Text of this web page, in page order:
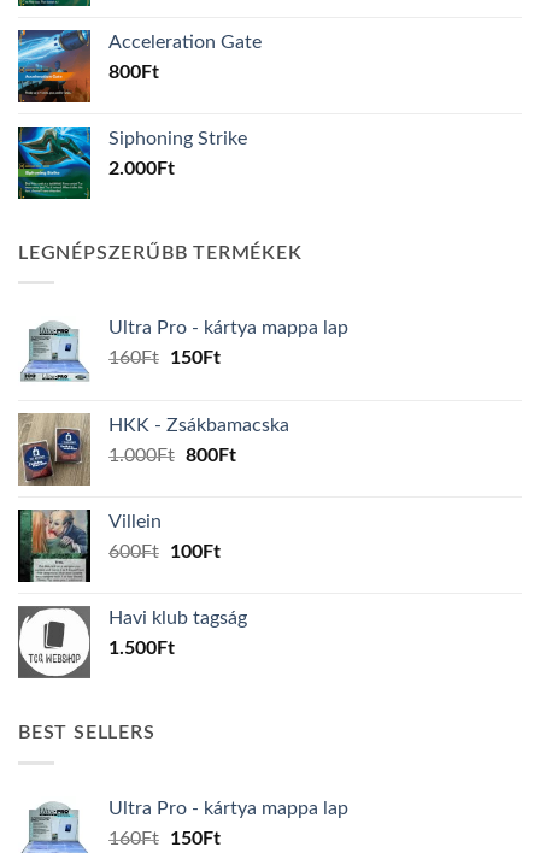
Acceleration Gate
800Ft
Siphoning Strike
2.000Ft
LEGNÉPSZERŰBB TERMÉKEK
Ultra Pro - kártya mappa lap
160Ft
Original
160Ft.
150FtCurrent
150Ft.
HKK - Zsákbamacska
1.000Ft Original
800FtCurrent
Villein
600Ft
Original
600Ft.
100FtCurrent
100Ft.
Havi klub tagság
1.500Ft
BEST SELLERS
Ultra Pro - kártya mappa lap
160Ft
Original
150FtCurrent